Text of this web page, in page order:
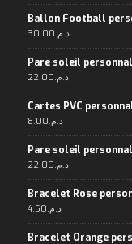
Ballon Football
د.م.30.00
Pare soleil
د.م.22.00
Cartes PVC
د.م.8.00
Pare soleil
د.م.22.00
Bracelet Rose
د.م.4.50
Bracelet Orange